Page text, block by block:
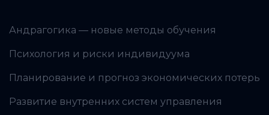
Андрагогика — новые методы обучения
Психология и риски индивидуума
Планирование и прогноз экономических потерь
Развитие внутренних систем управления